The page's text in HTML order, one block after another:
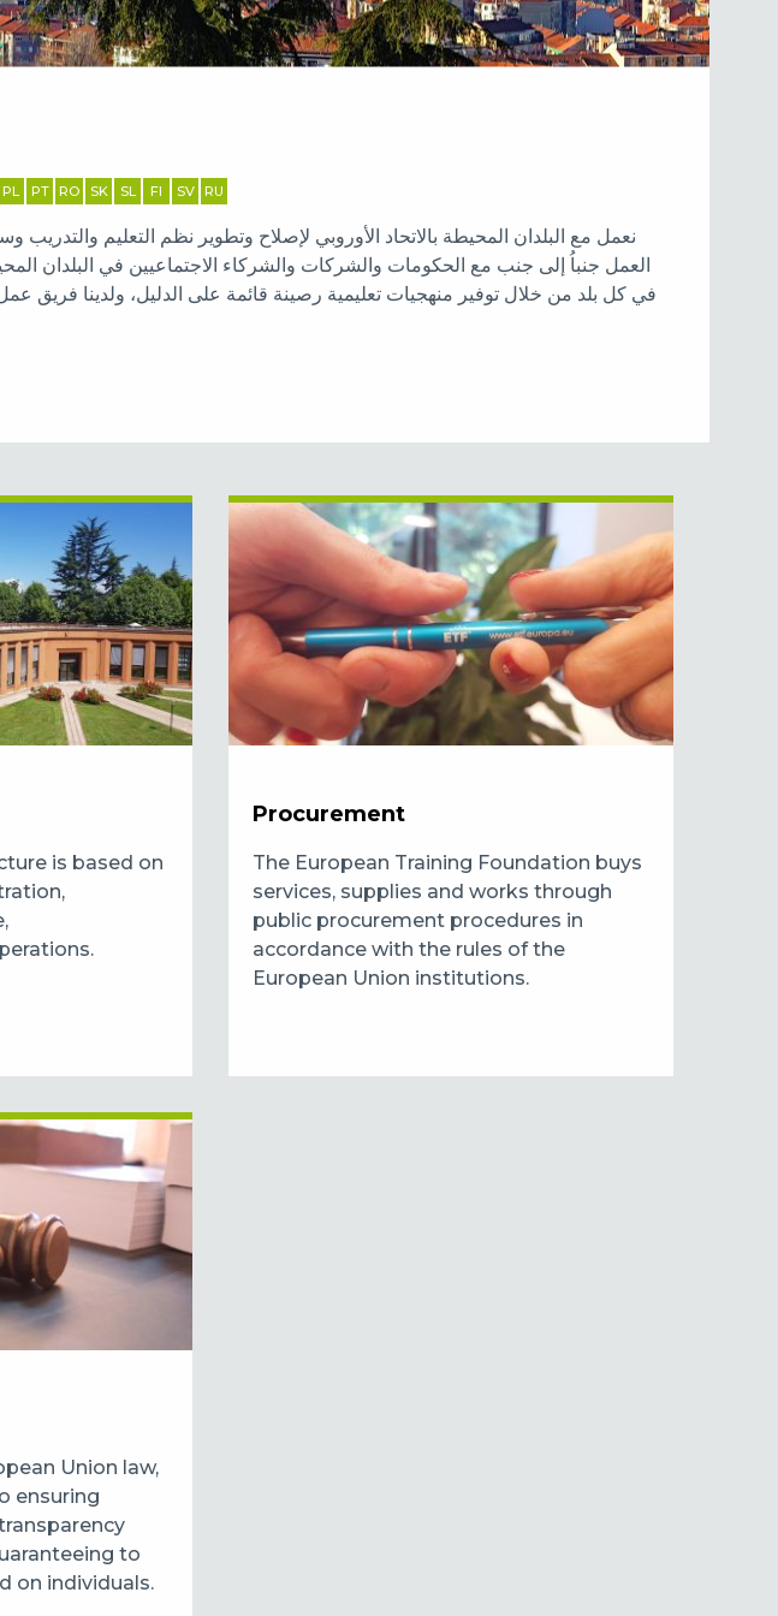
PL PT RO SK SL FI SV RU
نعمل مع البلدان المحيطة بالاتحاد الأوروبي لإصلاح وتطوير نظم التعليم والتدريب
العمل جنباُ إلى جنب مع الحكومات والشركات والشركاء الاجتماعيين في البلدان
في كل بلد من خلال توفير منهجيات تعليمية رصينة قائمة على الدليل، ولدينا فريق عمل مكون من 130
is based on
Procurement
The European Training Foundation buys
services, supplies and works through
public procurement procedures in
accordance with the rules of the
European Union institutions.
Union law,
ensuring
to
on individuals.